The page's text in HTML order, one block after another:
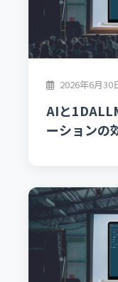
2026年6月30
AIと
ーションの